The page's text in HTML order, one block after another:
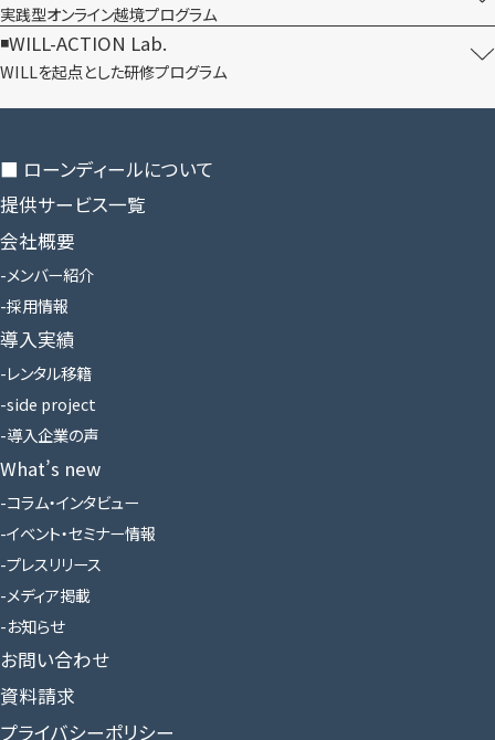
実践型オンライン​越境プログラム
WILL-ACTION Lab.
WILLを​起点とした​研修プログラム
■ ローンディールに​ついて
提供サービス一覧
会社概要
メンバー紹介
採用情報
導入実績
レンタル移籍
side project
導入企業の声
What’s new
コラム・インタビュー
イベント・セミナー情報
プレスリリース
メディア掲載
お知らせ
お問い合わせ
資料請求
プライバシーポリシー